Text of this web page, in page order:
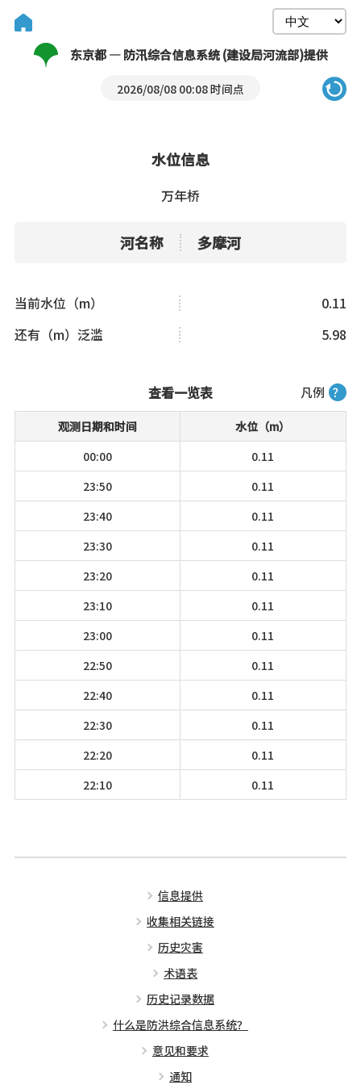
东京都 — 防汛综合信息系统 (建设局河流部)提供
2026/08/08 00:08 时间点
水位信息
万年桥
河名称 多摩河
当前水位（m）
0.11
还有（m）泛滥
5.98
凡例 ？
查看一览表
观测日期和时间
水位（m）
00:00
0.11
23:50
0.11
23:40
0.11
23:30
0.11
23:20
0.11
23:10
0.11
23:00
0.11
22:50
0.11
22:40
0.11
22:30
0.11
22:20
0.11
22:10
0.11
信息提供
收集相关链接
历史灾害
术语表
历史记录数据
什么是防洪综合信息系统？
意见和要求
通知